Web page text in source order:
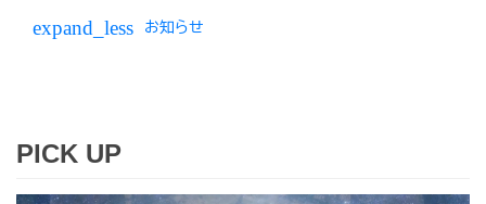
expand_less お知らせ
PICK UP